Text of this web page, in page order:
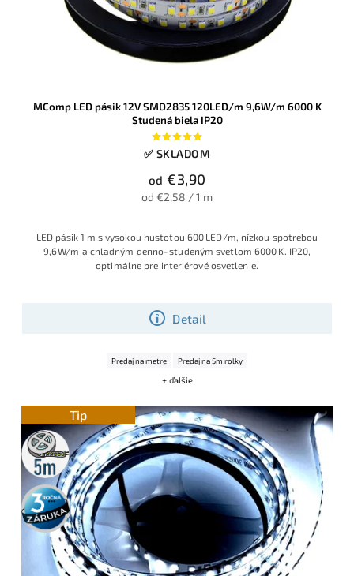
MComp LED pásik 12V SMD2835 120LED/m 9,6W/m 6000 K
Studená biela IP20
✅ SKLADOM
od €3,90
od €2,58 / 1 m
Detail
LED pásik 1 m s vysokou hustotou 600 LED/m, nízkou spotrebou
9,6 W/m a chladným denno‑studeným svetlom 6000 K. IP20,
optimálne pre interiérové osvetlenie.
Predaj na metre Predaj na 5m rolky
+ ďalšie
Tip
5m
rolka
3 roky
záruka